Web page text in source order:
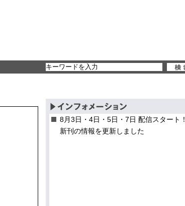
8月3日・4日・5日・7日 配信スタート！
新刊の情報を更新しました